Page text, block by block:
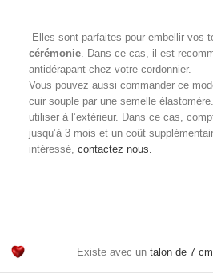
Elles sont parfaites pour embellir vos
cérémonie . Dans ce cas, il est
antidérapant chez votre cordonnier.
Vous pouvez aussi commander ce
cuir souple par une semelle
utiliser à l’extérieur. Dans ce cas,
jusqu’à 3 mois et un coût
intéressé, contactez nous.
Existe avec un talon de 7 cm